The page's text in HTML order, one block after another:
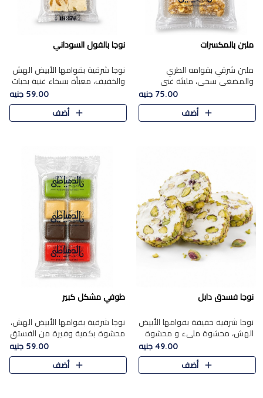
ملبن بالمكسرات
ملبن شرقي بقوامه الطري
والمضغي سخي، مليئة غني
بتشكيلة فاخرة من المكسرات
مشكلة المختارة التي تقدم تضيف
قرمشة مميزة مرضية ونكهة
75.00 جنيه
أضف
نوجا بالفول السوداني
نوجا شرقية بقوامها الأبيض الهش
والخفيف، معبأة بسخاء غنية بحبات
الفول السوداني المحمص التي
يقدم تضيف قرمشة مميزة مرضية
وتوازنًا رائعًا مع حلا..
59.00 جنيه
أضف
نوجا فسدق دابل
نوجا شرقية خفيفة بقوامها الأبيض
الهش، محشوة مليء و محشوة
بـكمية وفيرة من الفستق الفاخر
لتمنحك نكهة مكسرات غنية
وقرمشة مميزة في كل قطعة و
49.00 جنيه
أضف
طوفي مشكل كبير
نوجا شرقية بقوامها الأبيض الهش،
محشوة بكمية وفيرة من الفستق
الفاخر لتمنحك نكهة غنية وقرمشة
مميزة في كل قطعة، لتجربة تجمع
بين الفخامة والمذاق..
59.00 جنيه
أضف